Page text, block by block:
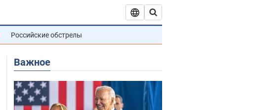
Российские обстрелы
Важное